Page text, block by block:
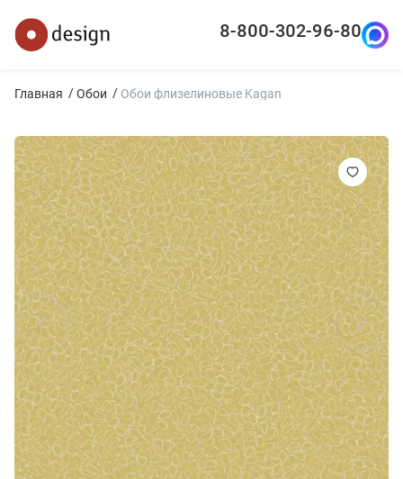
8-800-302-96-80
Главная Обои Обои флизелиновые Kagan